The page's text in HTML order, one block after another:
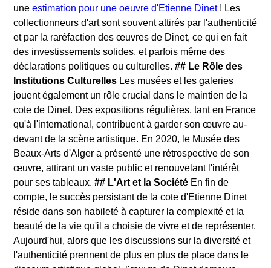
uneestimation pour une oeuvre d'Etienne Dinet! Les
collectionneurs d'art sont souvent attirés par l'authenticité
et par la raréfaction des œuvres de Dinet, ce qui en fait
des investissements solides, et parfois même des
déclarations politiques ou culturelles.## Le Rôle des
Institutions Culturelles Les musées et les galeries
jouent également un rôle crucial dans le maintien de la
cote de Dinet. Des expositions régulières, tant en France
qu'à l'international, contribuent à garder son œuvre au-
devant de la scène artistique. En 2020, le Musée des
Beaux-Arts d'Alger a présenté une rétrospective de son
œuvre, attirant un vaste public et renouvelant l'intérêt
pour ses tableaux.## L'Art et la Société En fin de
compte, le succès persistant de la cote d'Etienne Dinet
réside dans son habileté à capturer la complexité et la
beauté de la vie qu'il a choisie de vivre et de représenter.
Aujourd'hui, alors que les discussions sur la diversité et
l'authenticité prennent de plus en plus de place dans le